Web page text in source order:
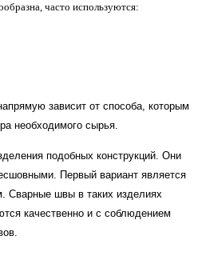
часто используются:
зависит от способа, которым
необходимого сырья.
подобных конструкций. Они
Первый вариант является
Сварные швы в таких изделиях
качественно и с соблюдением